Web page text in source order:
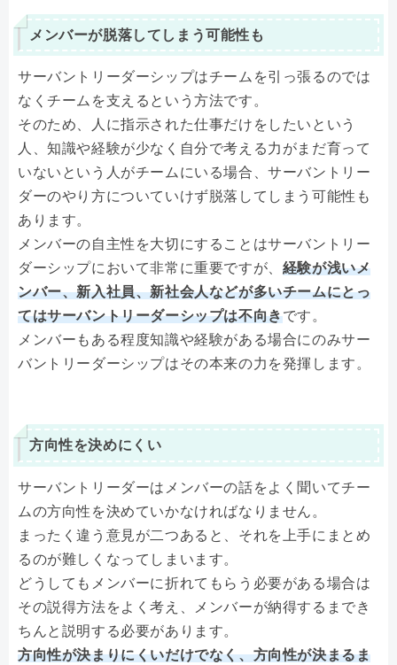
メンバーが脱落してしまう可能性も
サーバントリーダーシップはチームを引っ張るのでは
なくチームを支えるという方法です。
そのため、人に指示された仕事だけをしたいという
人、知識や経験が少なく自分で考える力がまだ育って
いないという人がチームにいる場合、サーバントリー
ダーのやり方についていけず脱落してしまう可能性も
あります。
メンバーの自主性を大切にすることはサーバントリー
ダーシップにおいて非常に重要ですが、 経験が浅いメ
ンバー、新入社員、新社会人などが多いチームにとっ
てはサーバントリーダーシップは不向きです。
メンバーもある程度知識や経験がある場合にのみサー
バントリーダーシップはその本来の力を発揮します。
方向性を決めにくい
サーバントリーダーはメンバーの話をよく聞いてチー
ムの方向性を決めていかなければなりません。
まったく違う意見が二つあると、それを上手にまとめ
るのが難しくなってしまいます。
どうしてもメンバーに折れてもらう必要がある場合は
その説得方法をよく考え、メンバーが納得するまでき
ちんと説明する必要があります。
方向性が決まりにくいだけでなく、方向性が決まるま